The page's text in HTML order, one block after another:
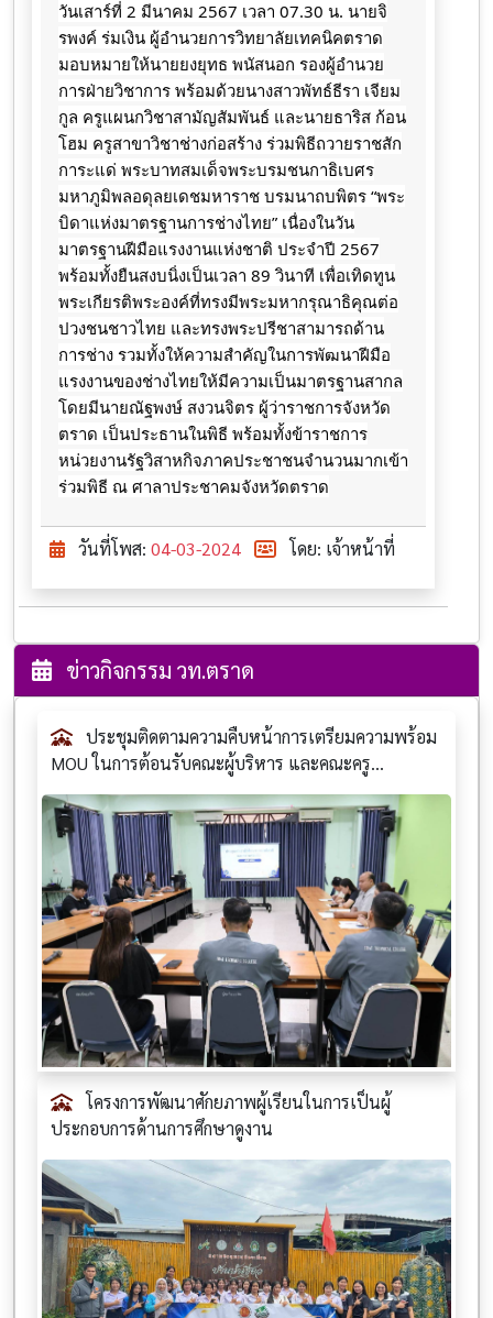
วันเสาร์ที่ 2 มีนาคม 2567 เวลา 07.30 น. นายจิ
รพงค์ ร่มเงิน ผู้อำนวยการวิทยาลัยเทคนิคตราด
มอบหมายให้นายยงยุทธ พนัสนอก รองผู้อำนวย
การฝ่ายวิชาการ พร้อมด้วยนางสาวพัทธ์ธีรา เจียม
กูล ครูแผนกวิชาสามัญสัมพันธ์ และนายธาริส ก้อน
โฮม ครูสาขาวิชาช่างก่อสร้าง ร่วมพิธีถวายราชสัก
การะแด่ พระบาทสมเด็จพระบรมชนกาธิเบศร
มหาภูมิพลอดุลยเดชมหาราช บรมนาถบพิตร “พระ
บิดาแห่งมาตรฐานการช่างไทย” เนื่องในวัน
มาตรฐานฝีมือแรงงานแห่งชาติ ประจำปี 2567
พร้อมทั้งยืนสงบนิ่งเป็นเวลา 89 วินาที เพื่อเทิดทูน
พระเกียรติพระองค์ที่ทรงมีพระมหากรุณาธิคุณต่อ
ปวงชนชาวไทย และทรงพระปรีชาสามารถด้าน
การช่าง รวมทั้งให้ความสำคัญในการพัฒนาฝีมือ
แรงงานของช่างไทยให้มีความเป็นมาตรฐานสากล
โดยมีนายณัฐพงษ์ สงวนจิตร ผู้ว่าราชการจังหวัด
ตราด เป็นประธานในพิธี ​พร้อมทั้งข้าราชการ​
หน่วยงาน​รัฐ​วิสาหกิจภาคประชาชน​จำนวน​มากเข้า
ร่วมพิธี​ ณ​ ศาลา​ประชาคม​จังหวัด​ตราด
วันที่โพส: 04-03-2024 โดย: เจ้าหน้าที่
ข่าวกิจกรรม วท.ตราด
ประชุมติดตามความคืบหน้าการเตรียมความพร้อม
MOU ในการต้อนรับคณะผู้บริหาร และคณะครู...
โครงการพัฒนาศักยภาพผู้เรียนในการเป็นผู้
ประกอบการด้านการศึกษาดูงาน